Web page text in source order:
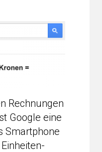
Rechnungen
Google eine
Smartphone